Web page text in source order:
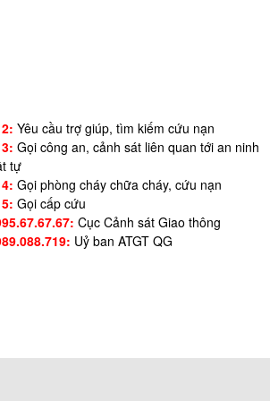
Yêu cầu trợ giúp, tìm kiếm cứu nạn
Gọi công an, cảnh sát liên quan tới an ninh
tự
Gọi phòng cháy chữa cháy, cứu nạn
Gọi cấp cứu
Cục Cảnh sát Giao thông
Uỷ ban ATGT QG